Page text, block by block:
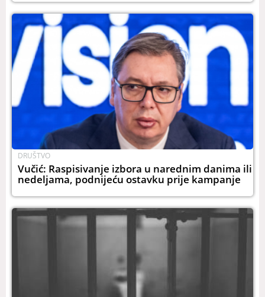
DRUŠTVO
Vučić: Raspisivanje izbora u narednim danima ili
nedeljama, podnijeću ostavku prije kampanje